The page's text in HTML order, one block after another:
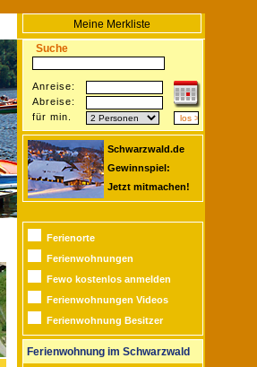
Meine Merkliste
Suche
Anreise:
Abreise:
für min.
Schwarzwald.de
Gewinnspiel:
Jetzt mitmachen!
Ferienorte
Ferienwohnungen
Fewo kostenlos anmelden
Ferienwohnungen Videos
Ferienwohnung Besitzer
Ferienwohnung im Schwarzwald